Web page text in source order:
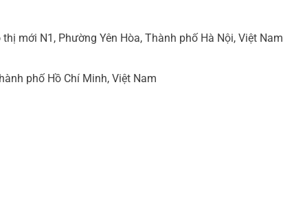
mới N1, Phường Yên Hòa, Thành phố Hà Nội, Việt Nam
phố Hồ Chí Minh, Việt Nam